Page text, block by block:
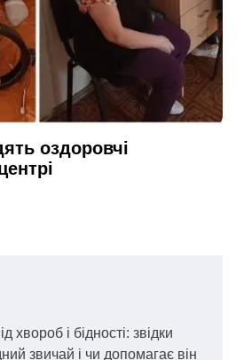
оздоровчі
хвороб і бідності: звідки
звичай і чи допомагає він